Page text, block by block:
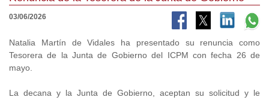
03/06/2026
Natalia Martín de Vidales ha presentado su renuncia como
Tesorera de la Junta de Gobierno del ICPM con fecha 26 de
mayo.
La decana y la Junta de Gobierno, aceptan su solicitud y le